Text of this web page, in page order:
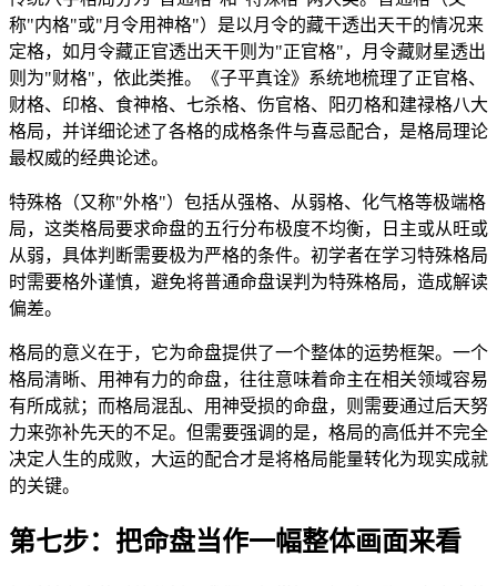
称"内格"或"月令用神格"）是以月令的藏干透出天干的情况来
定格，如月令藏正官透出天干则为"正官格"，月令藏财星透出
则为"财格"，依此类推。《子平真诠》系统地梳理了正官格、
财格、印格、食神格、七杀格、伤官格、阳刃格和建禄格八大
格局，并详细论述了各格的成格条件与喜忌配合，是格局理论
最权威的经典论述。
特殊格（又称"外格"）包括从强格、从弱格、化气格等极端格
局，这类格局要求命盘的五行分布极度不均衡，日主或从旺或
从弱，具体判断需要极为严格的条件。初学者在学习特殊格局
时需要格外谨慎，避免将普通命盘误判为特殊格局，造成解读
偏差。
格局的意义在于，它为命盘提供了一个整体的运势框架。一个
格局清晰、用神有力的命盘，往往意味着命主在相关领域容易
有所成就；而格局混乱、用神受损的命盘，则需要通过后天努
力来弥补先天的不足。但需要强调的是，格局的高低并不完全
决定人生的成败，大运的配合才是将格局能量转化为现实成就
的关键。
第七步：把命盘当作一幅整体画面来看